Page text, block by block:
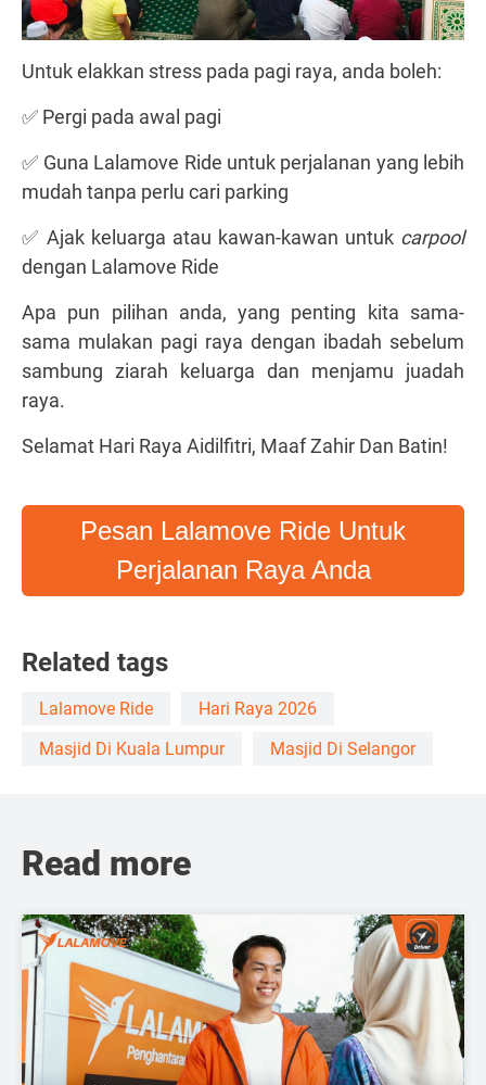
Untuk elakkan stress pada pagi raya, anda boleh:
✅ Pergi pada awal pagi
✅ Guna Lalamove Ride untuk perjalanan yang lebih
mudah tanpa perlu cari parking
✅ Ajak keluarga atau kawan-kawan untuk carpool
dengan Lalamove Ride
Apa pun pilihan anda, yang penting kita sama-
sama mulakan pagi raya dengan ibadah sebelum
sambung ziarah keluarga dan menjamu juadah
raya.
Selamat Hari Raya Aidilfitri, Maaf Zahir Dan Batin!
Pesan Lalamove Ride Untuk
Perjalanan Raya Anda
Related tags
Lalamove Ride
Hari Raya 2026
Masjid Di Kuala Lumpur
Masjid Di Selangor
Read more